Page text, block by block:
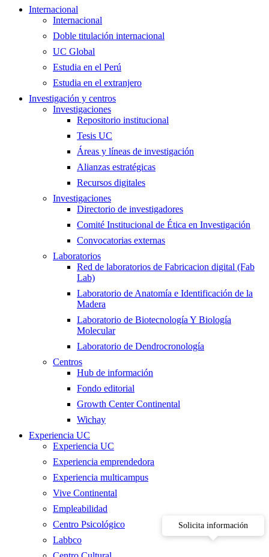
Solicita información
Internacional
Internacional
Doble titulación internacional
UC Global
Estudia en el Perú
Estudia en el extranjero
Investigación y centros
Investigaciones
Repositorio institucional
Tesis UC
Áreas y líneas de investigación
Alianzas estratégicas
Recursos digitales
Investigaciones
Directorio de investigadores
Comité Institucional de Ética en Investigación
Convocatorias externas
Laboratorios
Red de laboratorios de Fabricacion digital (Fab
Lab)
Laboratorio de Anatomía e Identificación de la
Madera
Laboratorio de Biotecnología Y Biología
Molecular
Laboratorio de Dendrocronología
Centros
Hub de información
Fondo editorial
Growth Center Continental
Wichay
Experiencia UC
Experiencia UC
Experiencia emprendedora
Experiencia multicampus
Vive Continental
Empleabilidad
Centro Psicológico
Labbco